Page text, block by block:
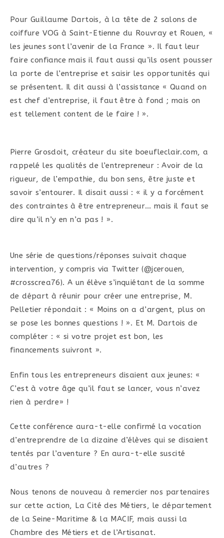
Pour Guillaume Dartois, à la tête de 2 salons de
coiffure VOG à Saint-Etienne du Rouvray et Rouen, «
les jeunes sont l’avenir de la France ». Il faut leur
faire confiance mais il faut aussi qu’ils osent pousser
la porte de l’entreprise et saisir les opportunités qui
se présentent. Il dit aussi à l’assistance « Quand on
est chef d’entreprise, il faut être à fond ; mais on
est tellement content de le faire ! ».
Pierre Grosdoit, créateur du site boeufleclair.com, a
rappelé les qualités de l’entrepreneur : Avoir de la
rigueur, de l’empathie, du bon sens, être juste et
savoir s’entourer. Il disait aussi : « il y a forcément
des contraintes à être entrepreneur… mais il faut se
dire qu’il n’y en n’a pas ! ».
Une série de questions/réponses suivait chaque
intervention, y compris via Twitter (@jcerouen,
#crosscrea76). A un élève s’inquiétant de la somme
de départ à réunir pour créer une entreprise, M.
Pelletier répondait : « Moins on a d’argent, plus on
se pose les bonnes questions ! ». Et M. Dartois de
compléter : « si votre projet est bon, les
financements suivront ».
Enfin tous les entrepreneurs disaient aux jeunes: «
C’est à votre âge qu’il faut se lancer, vous n’avez
rien à perdre» !
Cette conférence aura-t-elle confirmé la vocation
d’entreprendre de la dizaine d’élèves qui se disaient
tentés par l’aventure ? En aura-t-elle suscité
d’autres ?
Nous tenons de nouveau à remercier nos partenaires
sur cette action, La Cité des Métiers, le département
de la Seine-Maritime & la MACIF, mais aussi la
Chambre des Métiers et de l’Artisanat.